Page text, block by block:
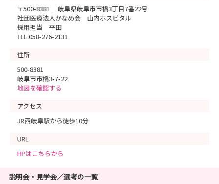
〒500-8381 岐阜県岐阜市市橋3丁目7番22号
社団医療法人かなめ会 山内ホスピタル
採用担当 平田
TEL:058-276-2131
住所
500-8381
岐阜市市橋3-7-22
地図を確認する
アクセス
JR西岐阜駅から徒歩10分
URL
HPはこちらから
説明会・見学会／選考の一覧